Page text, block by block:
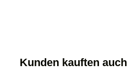
Kunden kauften auch